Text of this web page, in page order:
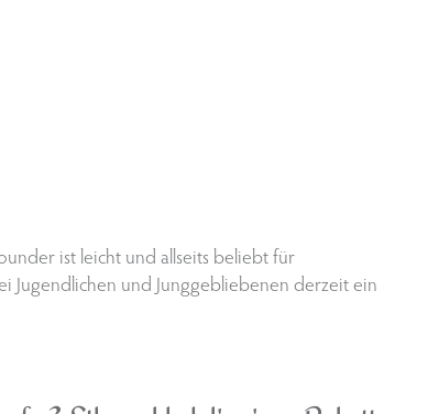
ist leicht und allseits beliebt für
Jugendlichen und Junggebliebenen derzeit ein